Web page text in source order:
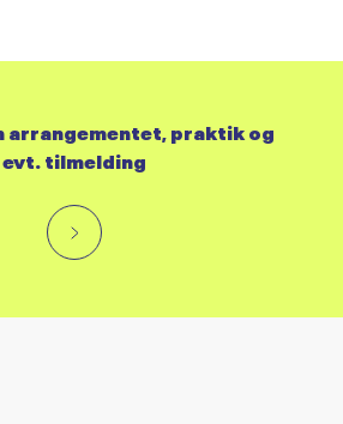
arrangementet, praktik og
evt. tilmelding